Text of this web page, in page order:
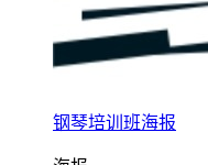
钢琴培训班海报